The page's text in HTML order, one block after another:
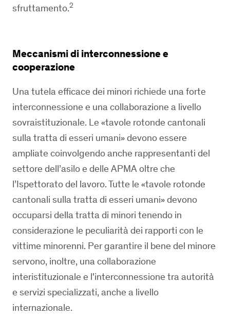
sfruttamento.2
Meccanismi di interconnessione e
cooperazione
Una tutela efficace dei minori richiede una forte
interconnessione e una collaborazione a livello
sovraistituzionale. Le «tavole rotonde cantonali
sulla tratta di esseri umani» devono essere
ampliate coinvolgendo anche rappresentanti del
settore dell’asilo e delle APMA oltre che
l’Ispettorato del lavoro. Tutte le «tavole rotonde
cantonali sulla tratta di esseri umani» devono
occuparsi della tratta di minori tenendo in
considerazione le peculiarità dei rapporti con le
vittime minorenni. Per garantire il bene del minore
servono, inoltre, una collaborazione
interistituzionale e l'interconnessione tra autorità
e servizi specializzati, anche a livello
internazionale.